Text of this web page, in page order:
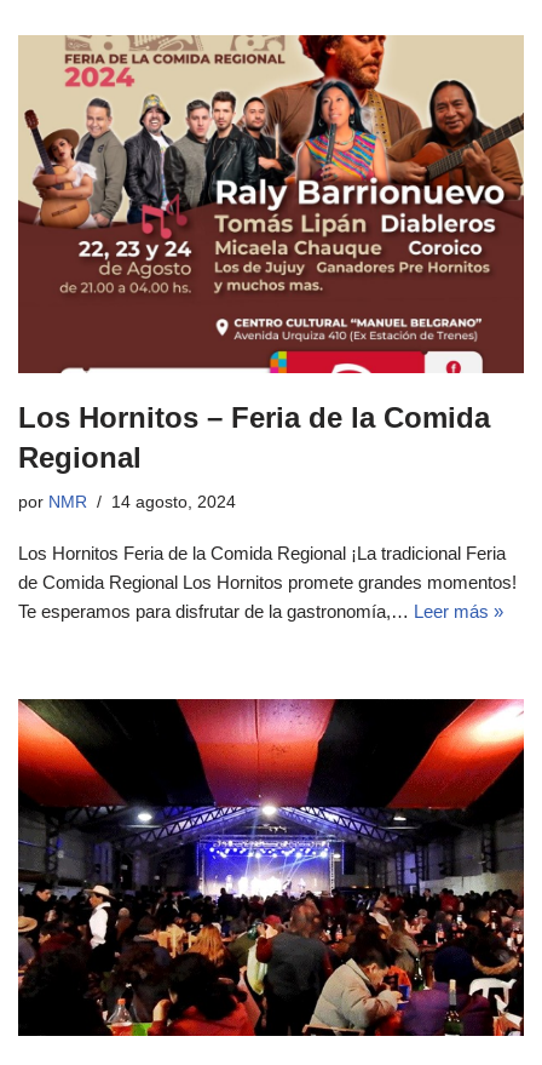
Los Hornitos – Feria de la Comida
Regional
por NMR 14 agosto, 2024
Los Hornitos Feria de la Comida Regional ¡La tradicional Feria
de Comida Regional Los Hornitos promete grandes momentos!
Te esperamos para disfrutar de la gastronomía,… Leer más »